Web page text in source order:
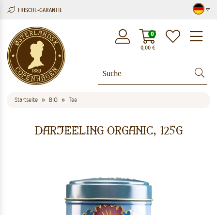
FRISCHE-GARANTIE
0,00€
0
Startseite BIO Tee
Darjeeling Organic, 125g